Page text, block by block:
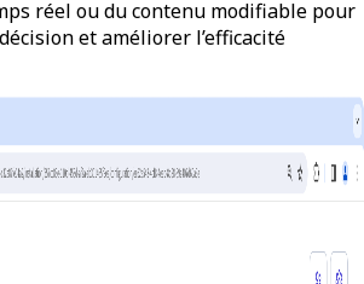
réel ou du contenu modifiable pour
et améliorer l’efficacité